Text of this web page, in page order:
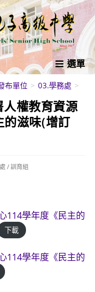
選單
布單位 > 03.學務處 >
人權教育資源
滋味(增訂
/訓育組
114學年度《民主的
下載
114學年度《民主的